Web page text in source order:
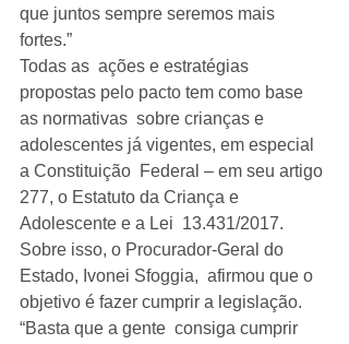
que juntos sempre seremos mais
fortes.”
Todas as  ações e estratégias
propostas pelo pacto tem como base
as normativas  sobre crianças e
adolescentes já vigentes, em especial
a Constituição  Federal – em seu artigo
277, o Estatuto da Criança e
Adolescente e a Lei  13.431/2017.
Sobre isso, o Procurador-Geral do
Estado, Ivonei Sfoggia,  afirmou que o
objetivo é fazer cumprir a legislação.
“Basta que a gente  consiga cumprir